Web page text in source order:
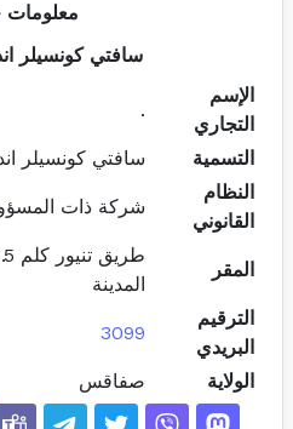
سافتي كونسيلر
الإسم
التجاري
.
التسمية
سافتي كونسيلر
النظام
القانوني
شركة ذات
المقر
المدينة
الترقيم
البريدي
3099
الولاية صفاقس